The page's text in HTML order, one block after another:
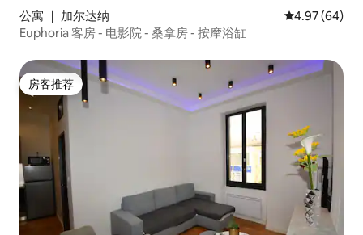
公寓 ｜ 加尔达纳 平均评分 4.97
4.97 (64)
Euphoria 客房 - 电影院 - 桑拿房 - 按摩浴缸
房客推荐
房客推荐